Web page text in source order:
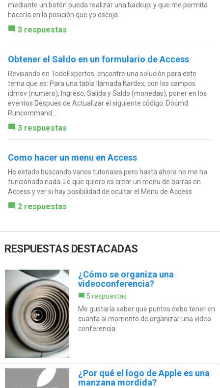
mediante un botón pueda realizar una backup; y que me permita
hacerla en la posición que yo escoja.
3 respuestas
Obtener el Saldo en un formulario de Access
Revisando en TodoExpertos, encontre una solución para este
tema que es: Para una tabla llamada Kardex, con los campos
idmov (numero), Ingreso, Salida y Saldo (monedas), poner en los
eventos Despues de Actualizar el siguiente código: Docmd.
Runcommand...
3 respuestas
Como hacer un menu en Access
He estado buscando varios tutoriales pero hasta ahora no me ha
funcionado nada. Lo que quiero es crear un menu de barras en
Access y ver si hay posibilidad de ocultar el Menu de Access
2 respuestas
RESPUESTAS DESTACADAS
¿Cómo se organiza una
videoconferencia?
5 respuestas
Me gustaría saber que puntos debo tener en
cuanta al momento de organizar una video
conferencia
¿Por qué el logo de Apple es una
manzana mordida?